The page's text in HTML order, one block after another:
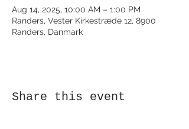
Aug 14, 2025, 10:00 AM – 1:00 PM
Randers, Vester Kirkestræde 12, 8900
Randers, Danmark
Share this event